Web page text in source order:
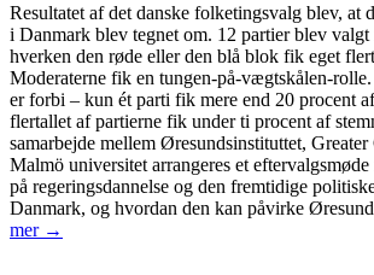
Resultatet af det danske folketingsvalg blev, at
i Danmark blev tegnet om. 12 partier blev
hverken den røde eller den blå blok fik eget
Moderaterne fik en tungen-på-vægtskålen-
er forbi – kun ét parti fik mere end 20 procent
flertallet af partierne fik under ti procent af
samarbejde mellem Øresundsinstituttet, Greater
Malmö universitet arrangeres et
på regeringsdannelse og den fremtidige
Danmark, og hvordan den kan påvirke
mer →